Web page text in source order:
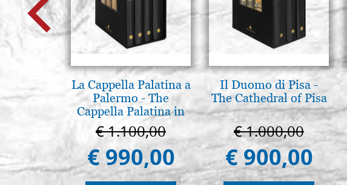
La Cappella Palatina a
Palermo - The
Cappella Palatina in
Palermo
€ 1.100,00
€ 990,00
Il Duomo di Pisa -
The Cathedral of Pisa
€ 1.000,00
€ 900,00